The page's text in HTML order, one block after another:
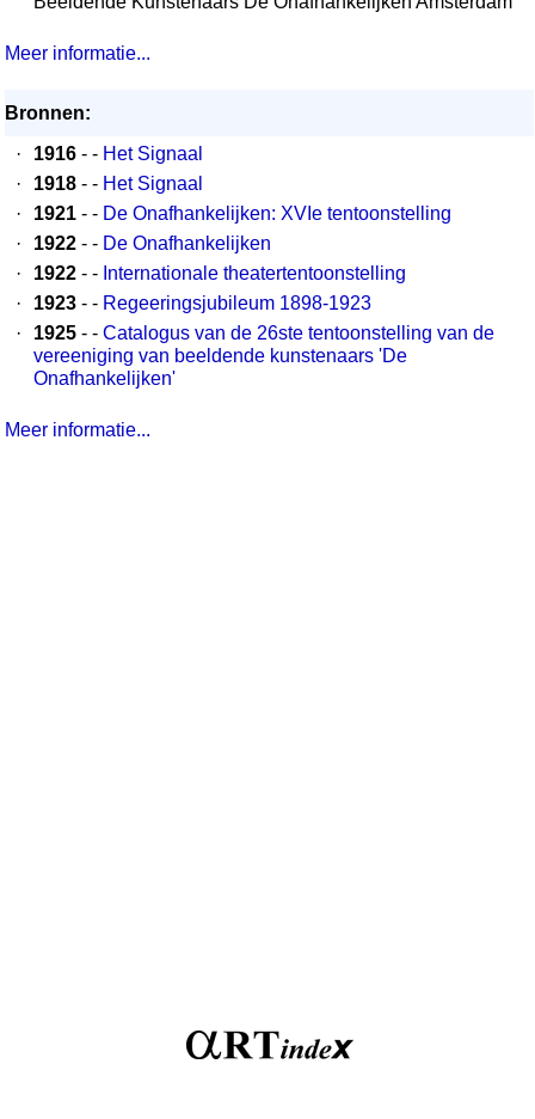
Meer informatie...
Bronnen:
·
1916 - - Het Signaal
·
1918 - - Het Signaal
·
1921 - - De Onafhankelijken: XVIe tentoonstelling
·
1922 - - De Onafhankelijken
·
1922 - - Internationale theatertentoonstelling
·
1923 - - Regeeringsjubileum 1898-1923
·
1925 - - Catalogus van de 26ste tentoonstelling van de
vereeniging van beeldende kunstenaars 'De
Onafhankelijken'
Meer informatie...